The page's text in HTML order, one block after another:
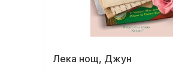
Лека нощ, Джун